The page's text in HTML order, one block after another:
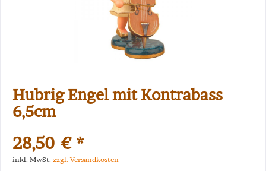
Hubrig Engel mit Kontrabass
6,5cm
28,50 € *
inkl. MwSt. zzgl. Versandkosten